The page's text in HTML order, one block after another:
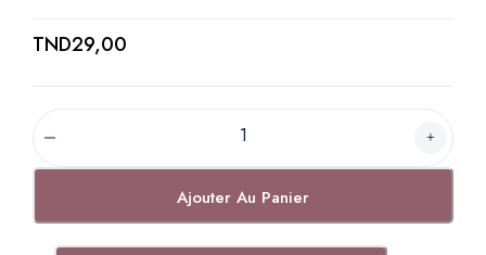
TND29,00
r
è
s
Ajouter Au Panier